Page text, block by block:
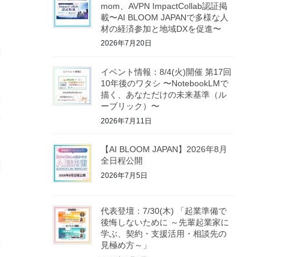
mom、AVPN ImpactCollab認証掲
載〜AI BLOOM JAPANで多様な人
材の経済参加と地域DXを促進〜
2026年7月20日
イベント情報：8/4(火)開催 第17回
10年後のワタシ 〜NotebookLMで
描く、あなただけの未来基準（ル
ーブリック）〜
2026年7月11日
【AI BLOOM JAPAN】2026年8月
全日程公開
2026年7月5日
代表登壇：7/30(木) 「起業準備で
後悔しないために ～先輩起業家に
学ぶ、契約・支援活用・相談先の
見極め方～」